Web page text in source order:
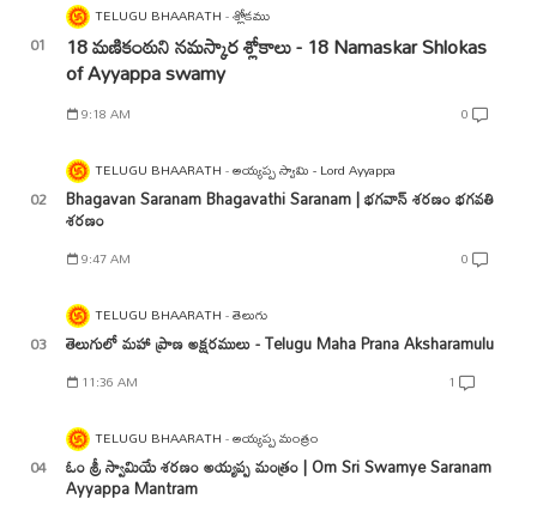
TELUGU BHAARATH శ్లోకము
18 మణికంఠుని నమస్కార శ్లోకాలు - 18 Namaskar Shlokas
of Ayyappa swamy
9:18 AM 0
TELUGU BHAARATH అయ్యప్ప స్వామి - Lord Ayyappa
Bhagavan Saranam Bhagavathi Saranam | భగవాన్ శరణం భగవతి
శరణం
9:47 AM 0
TELUGU BHAARATH తెలుగు
తెలుగులో మహా ప్రాణ అక్షరములు - Telugu Maha Prana Aksharamulu
11:36 AM 1
TELUGU BHAARATH అయ్యప్ప మంత్రం
ఓం శ్రీ స్వామియే శరణం అయ్యప్ప మంత్రం | Om Sri Swamye Saranam
Ayyappa Mantram